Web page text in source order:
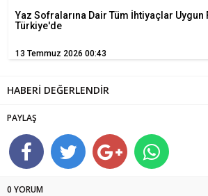
Yaz Sofralarına Dair Tüm İhtiyaçlar
Türkiye'de
13 Temmuz 2026 00:43
HABERİ DEĞERLENDİR
PAYLAŞ
0 YORUM